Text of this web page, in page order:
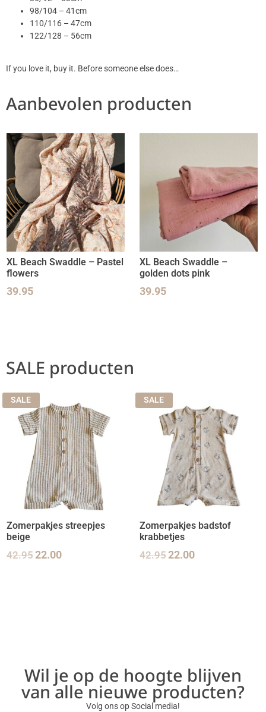
98/104 – 41cm
110/116 – 47cm
122/128 – 56cm
If you love it, buy it. Before someone else does…
Aanbevolen producten
XL Beach Swaddle – Pastel
flowers
39.95
XL Beach Swaddle –
golden dots pink
39.95
SALE producten
SALE
Zomerpakjes streepjes
beige
42.9522.00
SALE
Zomerpakjes badstof
krabbetjes
42.9522.00
Wil je op de hoogte blijven
van alle nieuwe producten?
Volg ons op Social media!